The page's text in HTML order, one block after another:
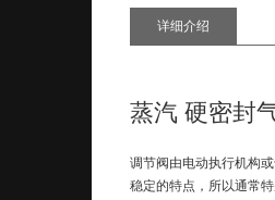
详细介绍
蒸汽 硬密封
调节阀由电动执行机构
稳定的特点，所以通常